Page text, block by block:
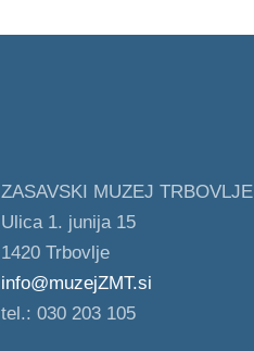
ZASAVSKI MUZEJ TRBOVLJE
Ulica 1. junija 15
1420 Trbovlje
info@muzejZMT.si
tel.: 030 203 105